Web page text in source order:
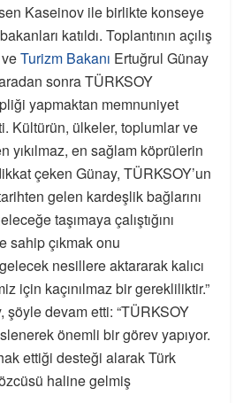
Kaseinov ile birlikte konseye
katıldı. Toplantının açılış
Turizm Bakanı Ertuğrul Günay
sonra TÜRKSOY
yapmaktan memnuniyet
Kültürün, ülkeler, toplumlar ve
yıkılmaz, en sağlam köprülerin
çeken Günay, TÜRKSOY’un
gelen kardeşlik bağlarını
taşımaya çalıştığını
sahip çıkmak onu
nesillere aktararak kalıcı
için kaçınılmaz bir gerekliliktir.”
şöyle devam etti: “TÜRKSOY
önemli bir görev yapıyor.
ettiği desteği alarak Türk
haline gelmiş